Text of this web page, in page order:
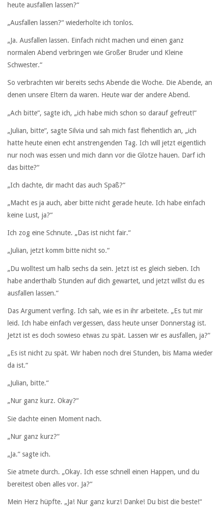
heute ausfallen lassen?“
„Ausfallen lassen?“ wiederholte ich tonlos.
„Ja. Ausfallen lassen. Einfach nicht machen und einen ganz
normalen Abend verbringen wie Großer Bruder und Kleine
Schwester.“
So verbrachten wir bereits sechs Abende die Woche. Die Abende, an
denen unsere Eltern da waren. Heute war der andere Abend.
„Ach bitte“, sagte ich, „ich habe mich schon so darauf gefreut!“
„Julian, bitte“, sagte Silvia und sah mich fast flehentlich an, „ich
hatte heute einen echt anstrengenden Tag. Ich will jetzt eigentlich
nur noch was essen und mich dann vor die Glotze hauen. Darf ich
das bitte?“
„Ich dachte, dir macht das auch Spaß?“
„Macht es ja auch, aber bitte nicht gerade heute. Ich habe einfach
keine Lust, ja?“
Ich zog eine Schnute. „Das ist nicht fair.“
„Julian, jetzt komm bitte nicht so.“
„Du wolltest um halb sechs da sein. Jetzt ist es gleich sieben. Ich
habe anderthalb Stunden auf dich gewartet, und jetzt willst du es
ausfallen lassen.“
Das Argument verfing. Ich sah, wie es in ihr arbeitete. „Es tut mir
leid. Ich habe einfach vergessen, dass heute unser Donnerstag ist.
Jetzt ist es doch sowieso etwas zu spät. Lassen wir es ausfallen, ja?“
„Es ist nicht zu spät. Wir haben noch drei Stunden, bis Mama wieder
da ist.“
„Julian, bitte.“
„Nur ganz kurz. Okay?“
Sie dachte einen Moment nach.
„Nur ganz kurz?“
„Ja.“ sagte ich.
Sie atmete durch. „Okay. Ich esse schnell einen Happen, und du
bereitest oben alles vor. Ja?“
Mein Herz hüpfte. „Ja! Nur ganz kurz! Danke! Du bist die beste!“